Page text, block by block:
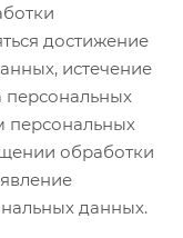
достижение
истечение
персональных
персональных
обработки
данных.